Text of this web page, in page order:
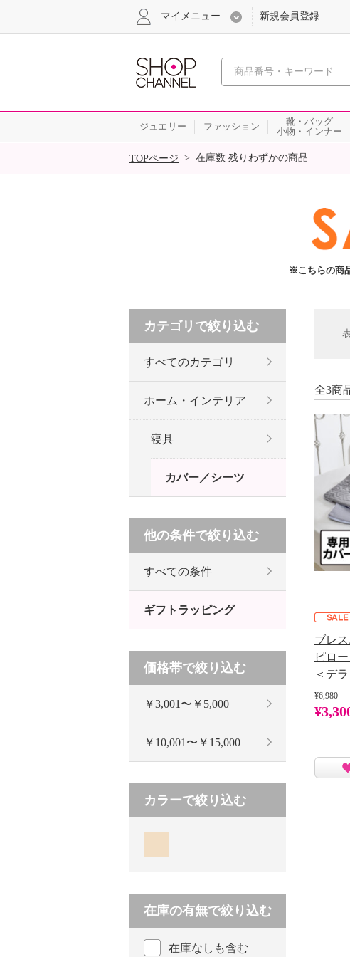
心おどる、瞬間
マイメニュー 新規会員登録
ジュエリー ファッション
靴・バッグ
小物・インナー
SALE
TOPページ > 在庫数 残りわずかの商品
※こちらの商
全3商
ブレ
ピロ
＜デ
¥6,980
カテゴリで絞り込む
すべてのカテゴリ
ホーム・インテリア
寝具
カバー／シーツ
他の条件で絞り込む
すべての条件
ギフトラッピング
価格帯で絞り込む
￥3,001〜￥5,000
￥10,001〜￥15,000
カラーで絞り込む
在庫の有無で絞り込む
在庫なしも含む